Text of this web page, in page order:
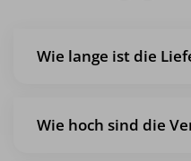
Wie lange ist die
Wie hoch sind die